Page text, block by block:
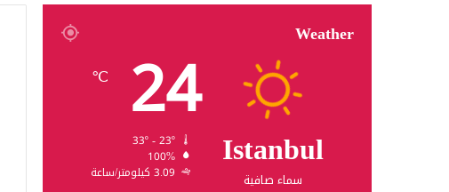
Weather
Istanbul
سماء صافية
24
℃
100%
3.09 كيلومتر/ساعة